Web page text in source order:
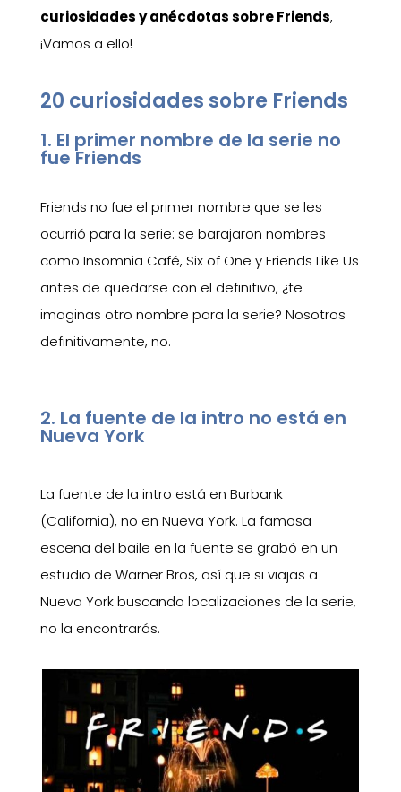
curiosidades y anécdotas sobre Friends,
¡Vamos a ello!
20 curiosidades sobre Friends
1. El primer nombre de la serie no
fue Friends
Friends no fue el primer nombre que se les
ocurrió para la serie: se barajaron nombres
como Insomnia Café, Six of One y Friends Like Us
antes de quedarse con el definitivo, ¿te
imaginas otro nombre para la serie? Nosotros
definitivamente, no.
2. La fuente de la intro no está en
Nueva York
La fuente de la intro está en Burbank
(California), no en Nueva York. La famosa
escena del baile en la fuente se grabó en un
estudio de Warner Bros, así que si viajas a
Nueva York buscando localizaciones de la serie,
no la encontrarás.